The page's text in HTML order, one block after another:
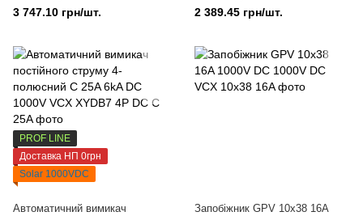
PV 40кA IP65 DIHOOL
3 747.10 грн/шт.
VCX
2 389.45 грн/шт.
PROF LINE
Доставка НП 0грн
Solar 1000VDC
Автоматичний вимикач
Запобіжник GPV 10x38 16A